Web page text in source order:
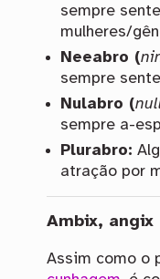
sempre
mulheres/
Neeabro (
sempre
Nulabro (
sempre a-
Plurabro:
atração por
Ambix, angix
Assim como o